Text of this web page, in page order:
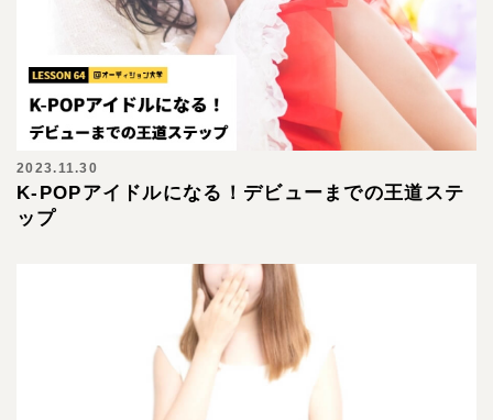
2023.11.30
K-POPアイドルになる！デビューまでの王道ステ
ップ